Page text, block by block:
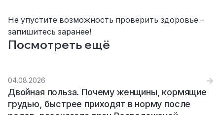
Не упустите возможность проверить здоровье –
запишитесь заранее!
Посмотреть ещё
04.08.2026
Двойная польза. Почему женщины, кормящие
грудью, быстрее приходят в норму после